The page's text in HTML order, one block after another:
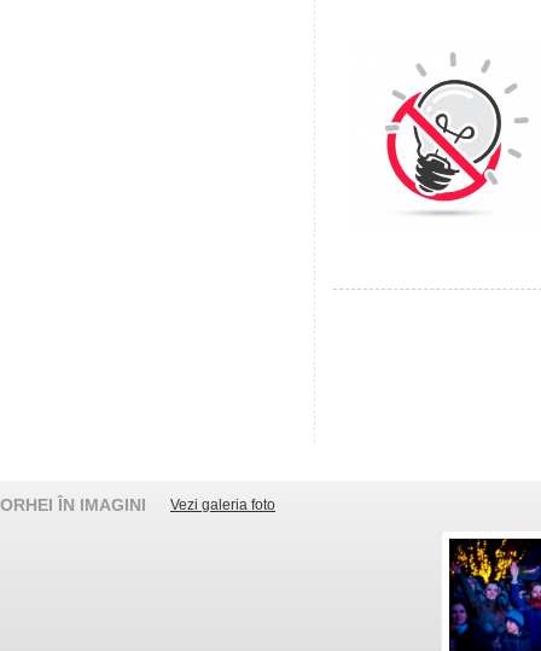
ORHEI ÎN IMAGINI Vezi galeria foto